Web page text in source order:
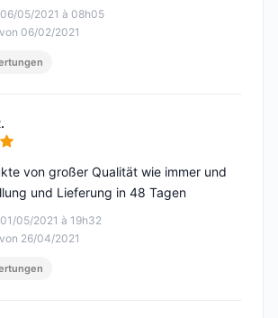
05/2021 à 08h05
06/02/2021
von 5
05/2021 à 19h32
26/04/2021
von großer Qualität wie immer und
und Lieferung in 48 Tagen